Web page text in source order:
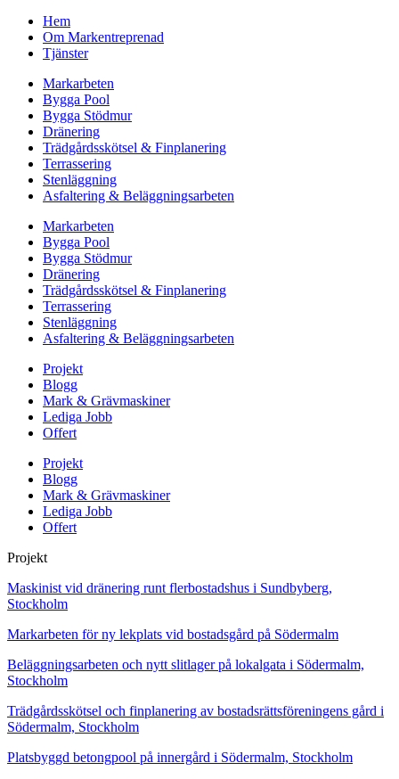
Hem
Om Markentreprenad
Tjänster
Markarbeten
Bygga Pool
Bygga Stödmur
Dränering
Trädgårdsskötsel & Finplanering
Terrassering
Stenläggning
Asfaltering & Beläggningsarbeten
Markarbeten
Bygga Pool
Bygga Stödmur
Dränering
Trädgårdsskötsel & Finplanering
Terrassering
Stenläggning
Asfaltering & Beläggningsarbeten
Projekt
Blogg
Mark & Grävmaskiner
Lediga Jobb
Offert
Projekt
Blogg
Mark & Grävmaskiner
Lediga Jobb
Offert
Projekt
Maskinist vid dränering runt flerbostadshus i Sundbyberg,
Stockholm
Markarbeten för ny lekplats vid bostadsgård på Södermalm
Beläggningsarbeten och nytt slitlager på lokalgata i Södermalm,
Stockholm
Trädgårdsskötsel och finplanering av bostadsrättsföreningens gård i
Södermalm, Stockholm
Platsbyggd betongpool på innergård i Södermalm, Stockholm